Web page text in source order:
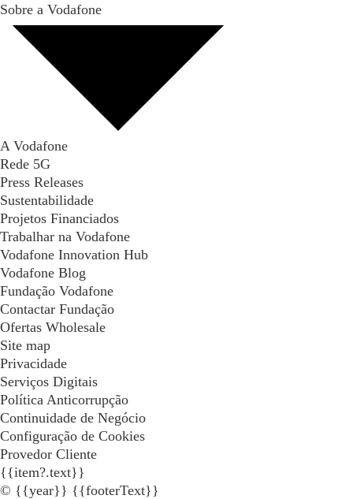
Sobre a Vodafone
A Vodafone
Rede 5G
Press Releases
Sustentabilidade
Projetos Financiados
Trabalhar na Vodafone
Vodafone Innovation Hub
Vodafone Blog
Fundação Vodafone
Contactar Fundação
Ofertas Wholesale
Site map
Privacidade
Serviços Digitais
Política Anticorrupção
Continuidade de Negócio
Configuração de Cookies
Provedor Cliente
{{item?.text}}
© {{year}} {{footerText}}